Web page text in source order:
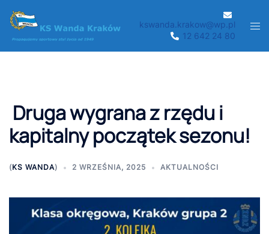
Przejdź
do
treści
kswanda.krakow@wp.pl
12 642 24 80
Druga wygrana z rzędu i
kapitalny początek sezonu!
(KS WANDA) 2 WRZEŚNIA, 2025 AKTUALNOŚCI